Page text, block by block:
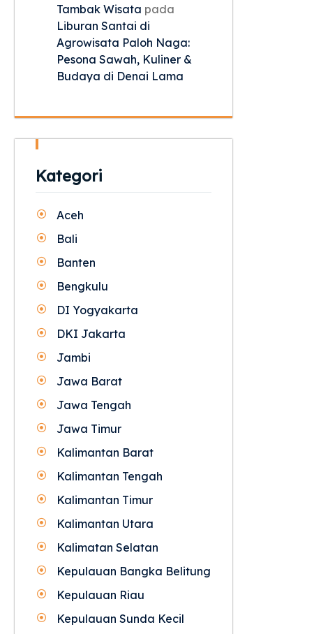
Tambak Wisata pada
Liburan Santai di
Agrowisata Paloh Naga:
Pesona Sawah, Kuliner &
Budaya di Denai Lama
Kategori
Aceh
Bali
Banten
Bengkulu
DI Yogyakarta
DKI Jakarta
Jambi
Jawa Barat
Jawa Tengah
Jawa Timur
Kalimantan Barat
Kalimantan Tengah
Kalimantan Timur
Kalimantan Utara
Kalimatan Selatan
Kepulauan Bangka Belitung
Kepulauan Riau
Kepulauan Sunda Kecil